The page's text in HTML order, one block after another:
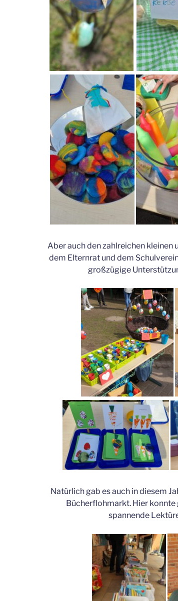
Aber auch den zahlreichen kleinen
dem Elternrat und dem
großzügige
Natürlich gab es auch in diesem
Bücherflohmarkt. Hier
spannende